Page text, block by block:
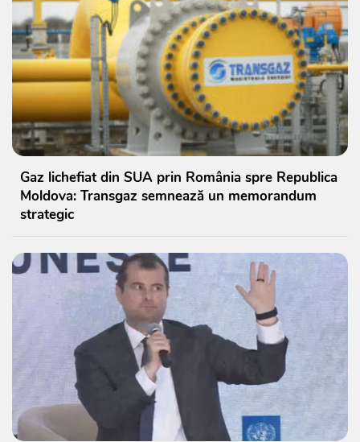
Gaz lichefiat din SUA prin România spre Republica
Moldova: Transgaz semnează un memorandum
strategic